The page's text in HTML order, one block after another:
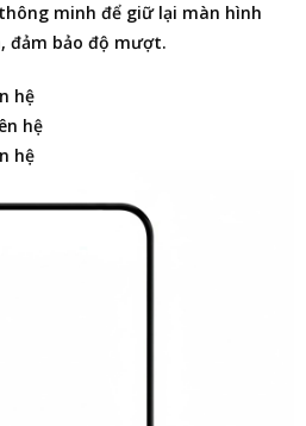
minh để giữ lại màn hình
đảm bảo độ mượt.
hệ
hệ
hệ